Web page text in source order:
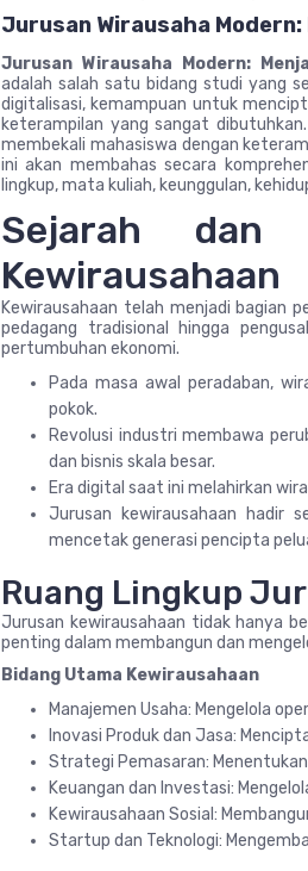
Jurusan Wirausaha
Jurusan Wirausaha Modern:
adalah salah satu bidang studi yang
digitalisasi, kemampuan untuk
keterampilan yang sangat
membekali mahasiswa dengan
ini akan membahas secara
lingkup, mata kuliah, keunggulan,
Sejarah dan
Kewirausahaan
Kewirausahaan telah menjadi bagian
pedagang tradisional hingga
pertumbuhan ekonomi.
Pada masa awal peradaban,
pokok.
Revolusi industri membawa
dan bisnis skala besar.
Era digital saat ini melahirkan
Jurusan kewirausahaan hadir
mencetak generasi pencipta
Ruang Lingkup
Jurusan kewirausahaan tidak hanya
penting dalam membangun dan
Bidang Utama Kewirausahaan
Manajemen Usaha: Mengelola
Inovasi Produk dan Jasa:
Strategi Pemasaran:
Keuangan dan Investasi:
Kewirausahaan Sosial:
Startup dan Teknologi: